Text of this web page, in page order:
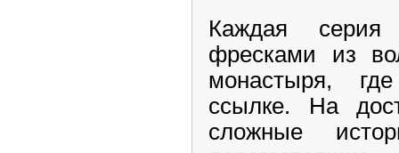
Каждая серия
фресками из
монастыря,
ссылке. На
сложные